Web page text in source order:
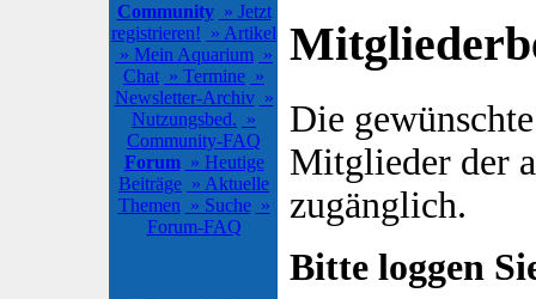
Community » Jetzt
registrieren! » Artikel
» Mein Aquarium »
Chat » Termine »
Newsletter-Archiv »
Nutzungsbed. »
Community-FAQ
Forum » Heutige
Beiträge » Aktuelle
Themen » Suche »
Forum-FAQ
Die
Mitglieder der
zugänglich.
Bitte loggen